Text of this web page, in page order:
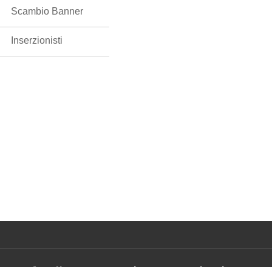
Scambio Banner
Inserzionisti